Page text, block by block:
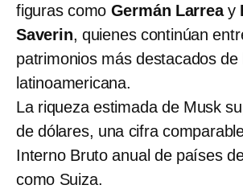
figuras como Germán Larreay
Saverin, quienes continúan
patrimonios más destacados de
latinoamericana.
La riqueza estimada de Musk
de dólares, una cifra
Interno Bruto anual de países
como Suiza.